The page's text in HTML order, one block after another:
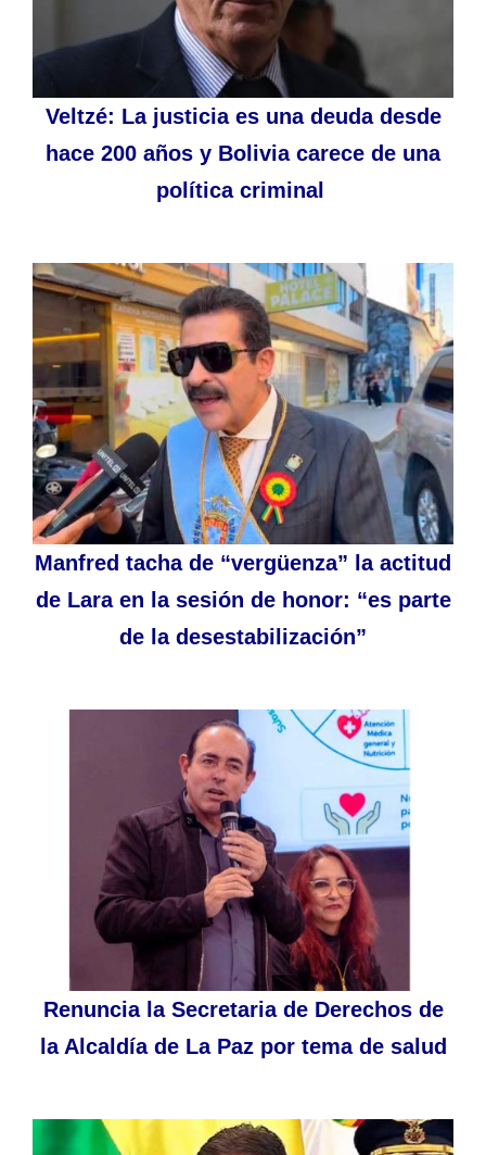
Veltzé: La justicia es una deuda desde
hace 200 años y Bolivia carece de una
política criminal
Manfred tacha de “vergüenza” la actitud
de Lara en la sesión de honor: “es parte
de la desestabilización”
Renuncia la Secretaria de Derechos de
la Alcaldía de La Paz por tema de salud